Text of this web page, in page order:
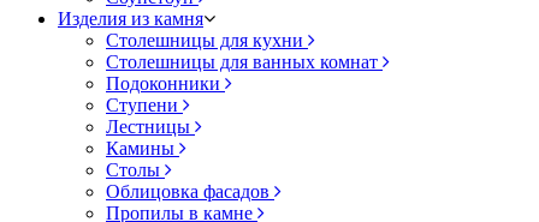
Изделия из камня
Столешницы для кухни
Столешницы для ванных комнат
Подоконники
Ступени
Лестницы
Камины
Столы
Облицовка фасадов
Пропилы в камне